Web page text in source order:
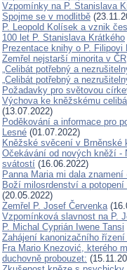
Vzpomínky na P. Stanislava
Spojme se v modlitbě
P. Leopold Kolísek a vznik
100 let P. Stanislava Krátkého
Prezentace knihy o P. Filipovi
Zemřel nejstarší minorita v ČR
„Celibát potřebný a
„Celibát potřebný a
Požadavky pro světovou
Výchova ke kněžskému
(13.07.2022)
Poděkování a informace pro
Lesné (01.07.2022)
Kněžské svěcení v Brněnské
Očekávání od nových kněží -
svátostí (16.06.2022)
Panna Maria mi dala
Boží milosrdenství a
(20.05.2022)
Zemřel P. Josef Červenka
Vzpomínková slavnost na P.
P. Michal Cyprián Iwene Tansi
Zahájení kanonizačního
Fra Mario Knezović, kterého
duchovně probouzet: